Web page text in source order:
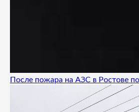
После пожара на АЗС в Ростове